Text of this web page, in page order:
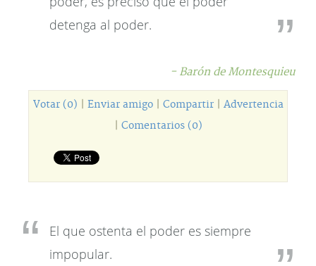
detenga al poder.
- Barón de Montesquieu
Votar (0) Enviar amigo| Compartir| Advertencia
Comentarios (0)
El que ostenta el poder es siempre
impopular.